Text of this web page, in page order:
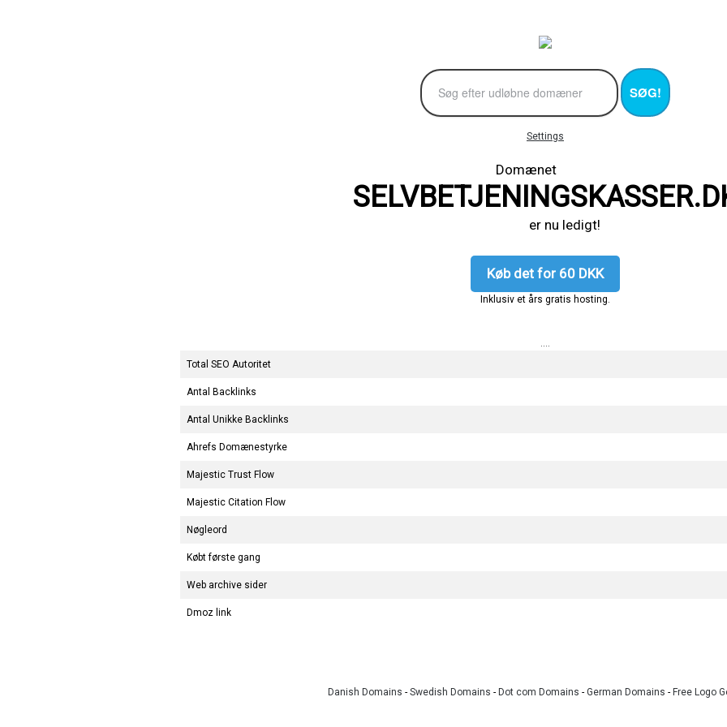
SØG!
Settings
Domænet
er nu ledigt!
Køb det for 60 DKK
Inklusiv et års gratis hosting.
Total SEO Autoritet
Antal Backlinks
Antal Unikke Backlinks
Ahrefs Domænestyrke
Majestic Trust Flow
Majestic Citation Flow
Nøgleord
Købt første gang
Web archive sider
Dmoz link
Danish Domains - Swedish Domains - Dot com Domains - German Domains - Free Logo